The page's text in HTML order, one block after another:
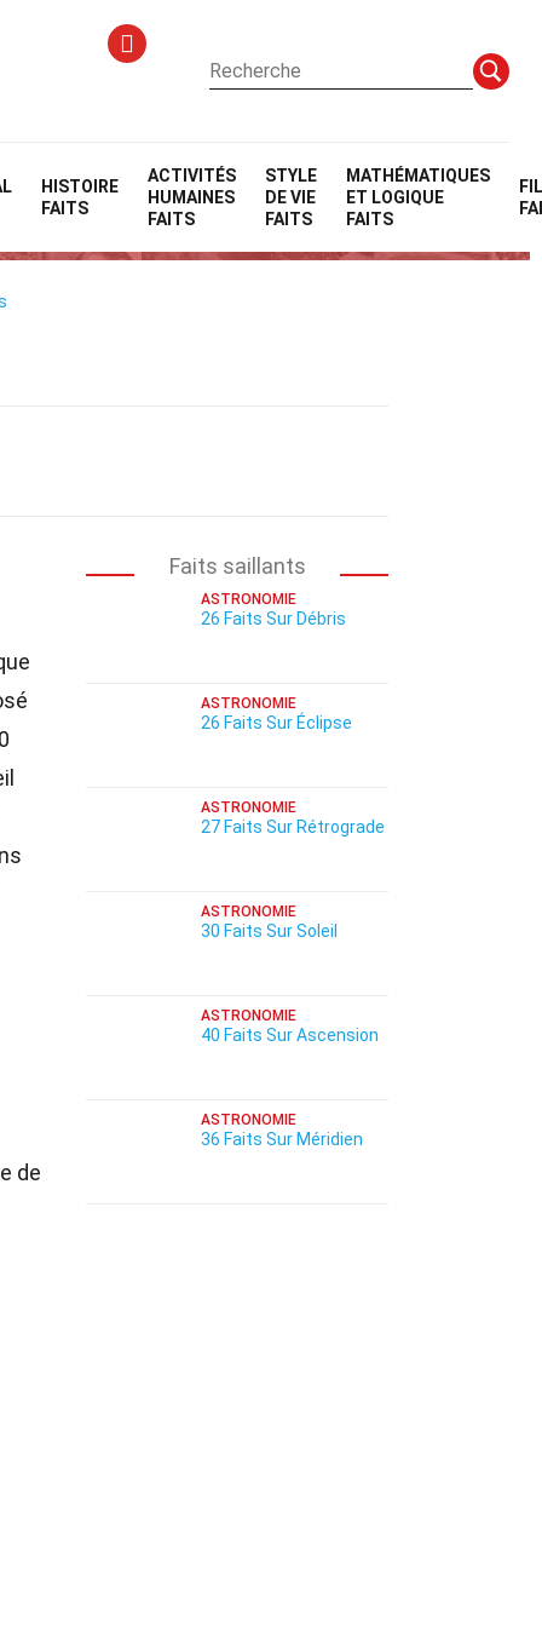
HISTOIRE
FAITS
ACTIVITÉS
HUMAINES
FAITS
STYLE
DE VIE
FAITS
MATHÉMATIQUES
ET LOGIQUE
FAITS
de
Faits saillants
ASTRONOMIE
26 Faits Sur Débris
ASTRONOMIE
26 Faits Sur Éclipse
ASTRONOMIE
27 Faits Sur Rétrograde
ASTRONOMIE
30 Faits Sur Soleil
ASTRONOMIE
40 Faits Sur Ascension
ASTRONOMIE
36 Faits Sur Méridien